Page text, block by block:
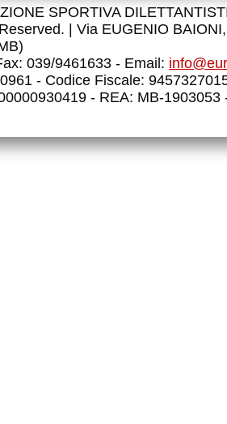
SPORTIVA
| Via EUGENIO
039/9461633 - Email:
- Codice Fiscale:
- REA: MB-